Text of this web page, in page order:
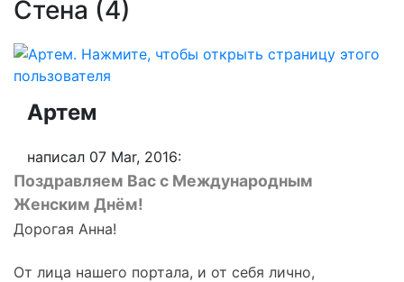
Стена (4)
Артем
написал 07 Mar, 2016:
Поздравляем Вас с Международным
Женским Днём!
Дорогая Анна!
От лица нашего портала, и от себя лично,